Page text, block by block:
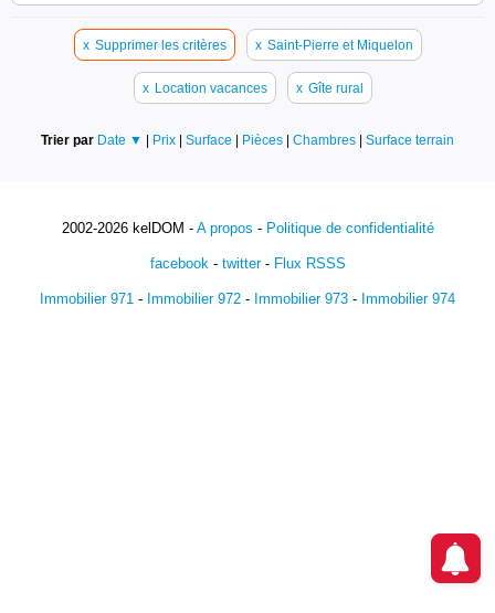
x Supprimer les critères x Saint-Pierre et Miquelon
x Location vacances x Gîte rural
Trier par Date ▼ | Prix | Surface | Pièces | Chambres | Surface terrain
2002-2026 kelDOM - A propos - Politique de confidentialité
facebook- twitter- Flux RSSS
Immobilier 971 - Immobilier 972 - Immobilier 973 - Immobilier 974